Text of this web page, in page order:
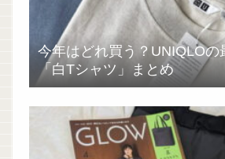
今年はどれ買う？UNIQLOの
「白Tシャツ」まとめ